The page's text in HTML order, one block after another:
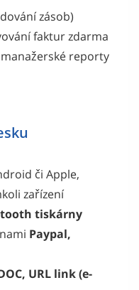
zásob)
faktur zdarma
reporty
či Apple,
zařízení
tiskárny
Paypal,
URL link (e-